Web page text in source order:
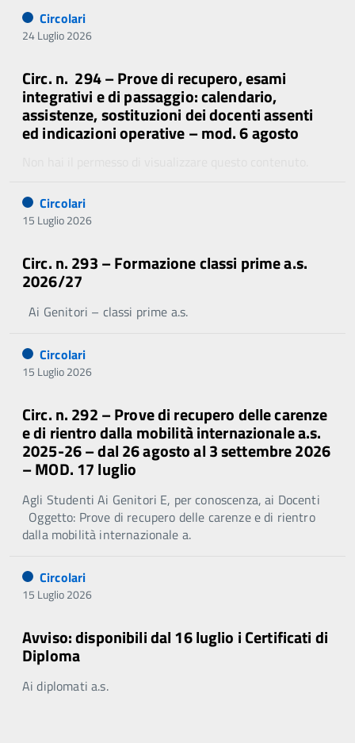
Circolari
24 Luglio 2026
Circ. n. 294 – Prove di recupero, esami
integrativi e di passaggio: calendario,
assistenze, sostituzioni dei docenti assenti
ed indicazioni operative – mod. 6 agosto
Circolari
15 Luglio 2026
Circ. n. 293 – Formazione classi prime a.s.
2026/27
Ai Genitori – classi prime a.s.
Circolari
15 Luglio 2026
Circ. n. 292 – Prove di recupero delle carenze
e di rientro dalla mobilità internazionale a.s.
2025-26 – dal 26 agosto al 3 settembre 2026
– MOD. 17 luglio
Agli Studenti Ai Genitori E, per conoscenza, ai Docenti
Oggetto: Prove di recupero delle carenze e di rientro
dalla mobilità internazionale a.
Circolari
15 Luglio 2026
Avviso: disponibili dal 16 luglio i Certificati di
Diploma
Ai diplomati a.s.